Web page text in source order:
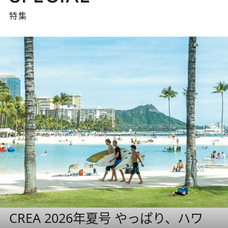
特集
CREA 2026年夏号 やっぱり、ハワ